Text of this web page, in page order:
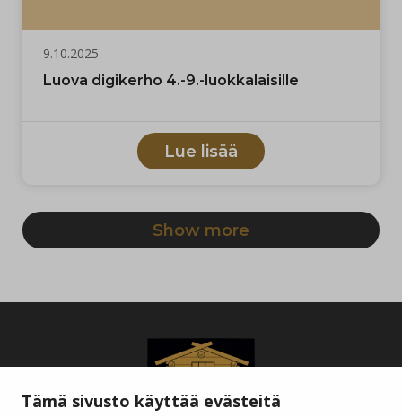
Tämä sivusto käyttää evästeitä
9.10.2025
Luova digikerho 4.-9.-luokkalaisille
Lue lisää